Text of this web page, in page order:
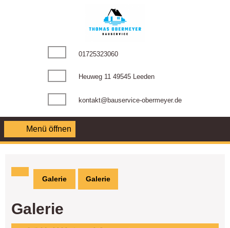
01725323060Telefonnummer
Heuweg 11 49545 Leeden
kontakt@bauservice-obermeyer.de
Menü öffnenMenü
Galerie Galerie
Galerie